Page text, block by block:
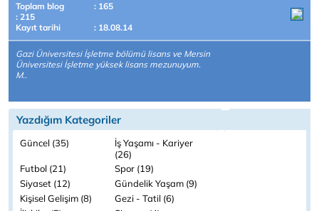
Toplam blog
: 165
: 215
Kayıt tarihi
: 18.08.14
Gazi Üniversitesi İşletme bölümü lisans ve Mersin
Üniversitesi İşletme yüksek lisans mezunuyum.
M..
Yazdığım Kategoriler
Güncel (35) İş Yaşamı - Kariyer
(26)
Futbol (21)
Spor (19)
Siyaset (12)
Gündelik Yaşam (9)
Kişisel Gelişim (8)
Gezi - Tatil (6)